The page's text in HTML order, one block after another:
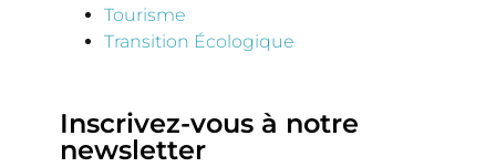
Tourisme
Transition Écologique
Inscrivez-vous à notre
newsletter